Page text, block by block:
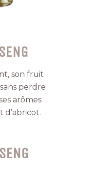
son fruit
perdre
arômes
d’abricot.